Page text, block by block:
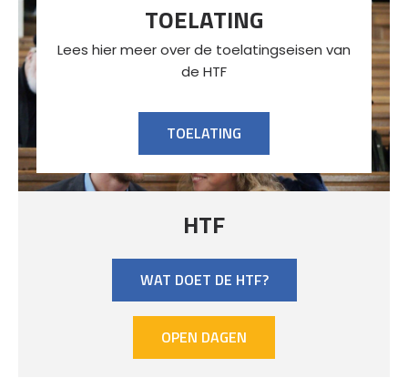
TOELATING
Lees hier meer over de toelatingseisen van
de HTF
TOELATING
HTF
WAT DOET DE HTF?
OPEN DAGEN